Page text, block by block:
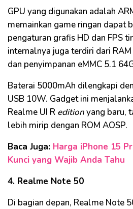
GPU yang digunakan adalah
memainkan game ringan dapat
pengaturan grafis HD dan FPS
internalnya juga terdiri dari
dan penyimpanan eMMC 5.1
Baterai 5000mAh dilengkapi
USB 10W. Gadget ini
Realme UI R editionyang baru,
lebih mirip dengan ROM AOSP.
Baca Juga: Harga iPhone 15
Kunci yang Wajib Anda Tahu
4. Realme Note 50
Di bagian depan, Realme Note